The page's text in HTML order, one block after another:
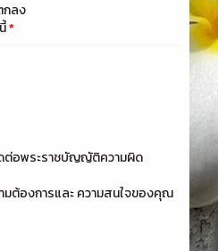
กลง
*
ดต่อพระราชบัญญัติความผิด
มต้องการและ ความสนใจของคุณ